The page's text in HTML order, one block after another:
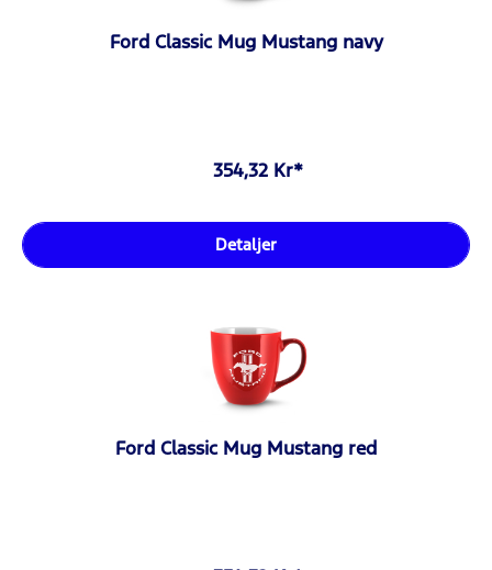
Ford Classic Mug Mustang navy
354,32 Kr*
Detaljer
Ford Classic Mug Mustang red